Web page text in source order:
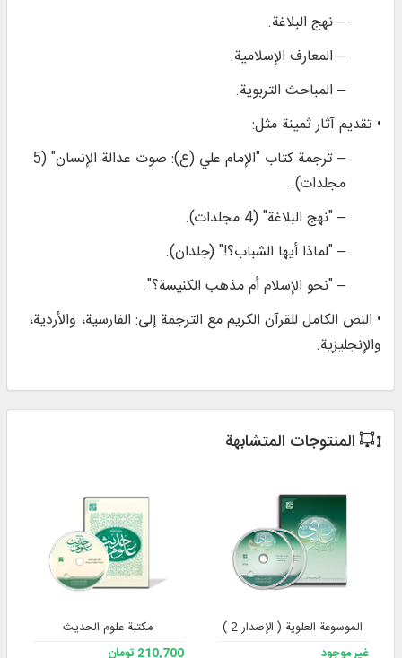
– نهج البلاغة.
– المعارف الإسلامية.
– المباحث التربوية.
• تقديم آثار ثمينة مثل:
– ترجمة كتاب "الإمام علي (ع): صوت عدالة الإنسان" (5
مجلدات).
– "نهج البلاغة" (4 مجلدات).
– "لماذا أيها الشباب؟!" (جلدان).
– "نحو الإسلام أم مذهب الكنيسة؟".
• النص الكامل للقرآن الكريم مع الترجمة إلى: الفارسية، والأردية،
والإنجليزية.
المنتوجات المتشابهة
الموسوعة العلوية ( الإصدار 2 )
غير موجود
مكتبة علوم الحديث
210,700 تومان